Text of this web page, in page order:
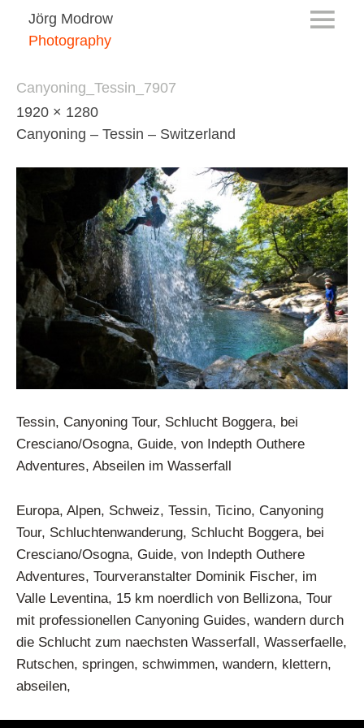
Jörg Modrow
Photography
Canyoning_Tessin_7907
1920 × 1280
Canyoning – Tessin – Switzerland
Tessin, Canyoning Tour, Schlucht Boggera, bei
Cresciano/Osogna, Guide, von Indepth Outhere
Adventures, Abseilen im Wasserfall
Europa, Alpen, Schweiz, Tessin, Ticino, Canyoning
Tour, Schluchtenwanderung, Schlucht Boggera, bei
Cresciano/Osogna, Guide, von Indepth Outhere
Adventures, Tourveranstalter Dominik Fischer, im
Valle Leventina, 15 km noerdlich von Bellizona, Tour
mit professionellen Canyoning Guides, wandern durch
die Schlucht zum naechsten Wasserfall, Wasserfaelle,
Rutschen, springen, schwimmen, wandern, klettern,
abseilen,